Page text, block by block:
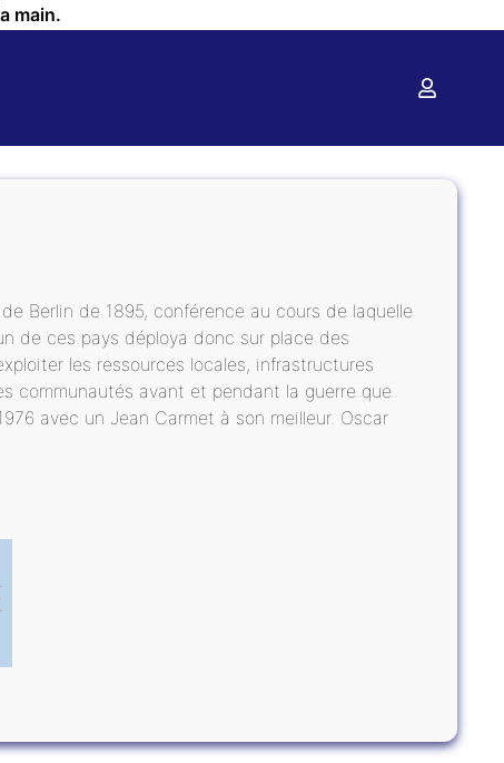
main.
Berlin de 1895, conférence au cours de laquelle
de ces pays déploya donc sur place des
les ressources locales, infrastructures
communautés avant et pendant la guerre que
avec un Jean Carmet à son meilleur. Oscar